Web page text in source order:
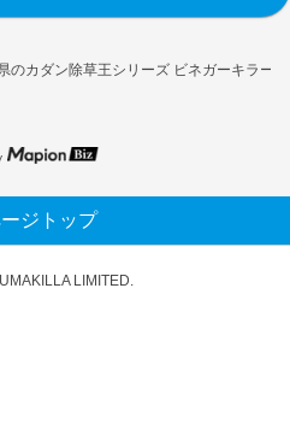
のカダン除草王シリーズ ビネガーキラー
ジトップ
LIMITED.